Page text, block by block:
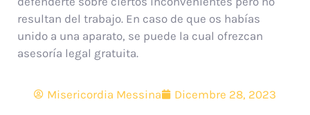
resultan del trabajo. En caso de que os habías
unido a una aparato, se puede la cual ofrezcan
asesoría legal gratuita.
Misericordia Messina Dicembre 28, 2023